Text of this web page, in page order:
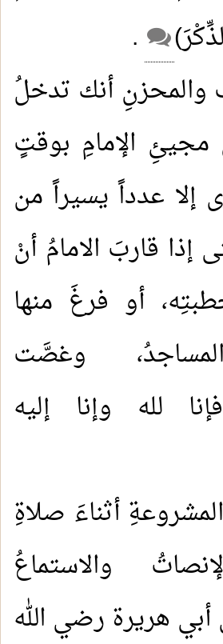
.
أنك تدخلُ
الإمامِ بوقتٍ
إلا عدداً يسيراً من
إذا قاربَ الامامُ أنْ
أو فرغَ منها
وغصَّت
لله وإنا إليه
أثناءَ صلاةِ
والاستماعُ
هريرة رضي الله